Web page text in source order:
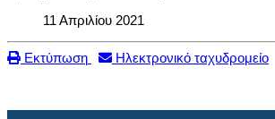
11 Απριλίου 2021
Εκτύπωση Ηλεκτρονικό ταχυδρομείο